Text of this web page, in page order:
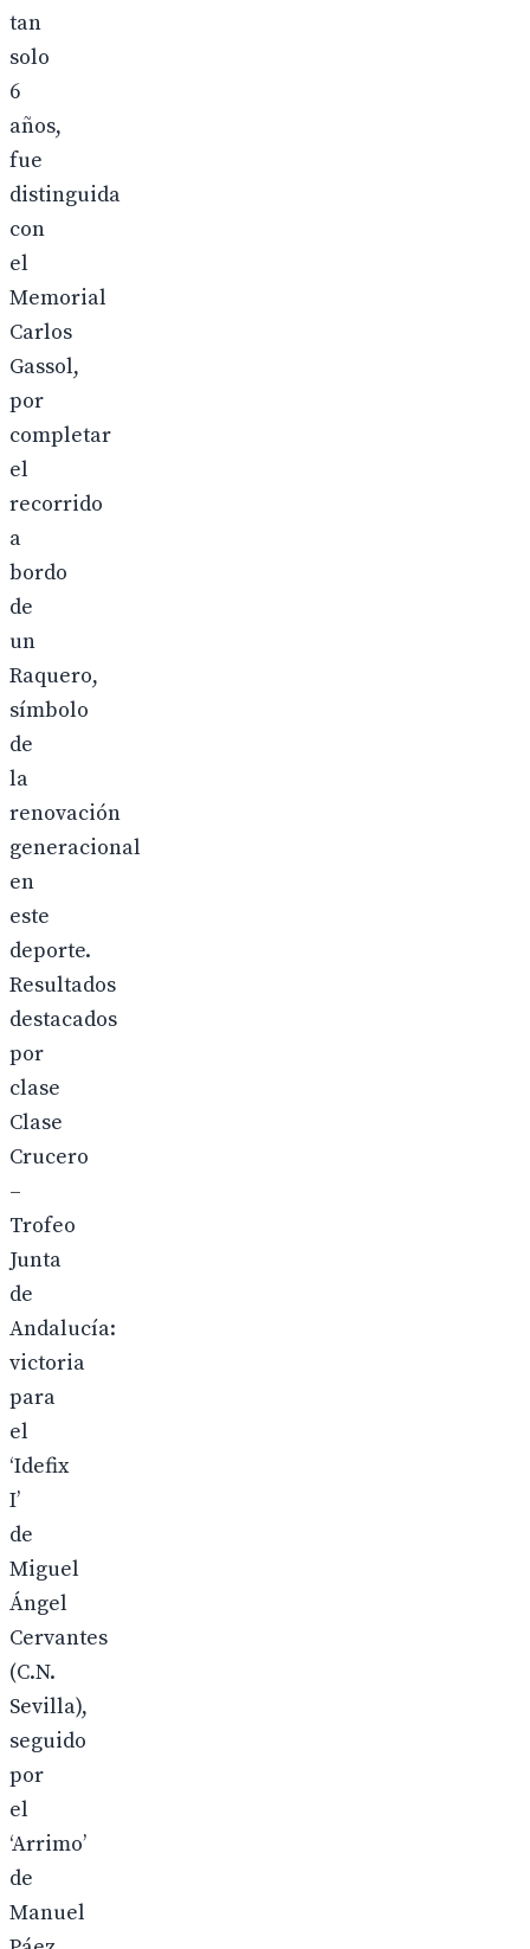
tan
solo
6
años,
fue
distinguida
con
el
Memorial
Carlos
Gassol,
por
completar
el
recorrido
a
bordo
de
un
Raquero,
símbolo
de
la
renovación
generacional
en
este
deporte.
Resultados
destacados
por
clase
Clase
Crucero
–
Trofeo
Junta
de
Andalucía:
victoria
para
el
‘Idefix
I’
de
Miguel
Ángel
Cervantes
(C.N.
Sevilla),
seguido
por
el
‘Arrimo’
de
Manuel